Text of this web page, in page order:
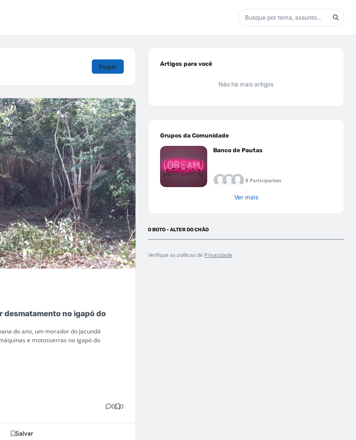
Seguir
desmatamento no igapó do
do ano, um morador do Jacundá
e motosserras no igapó do
0 0
Salvar
Artigos para você
Não há mais artigos
Grupos da Comunidade
Banco de Pautas
8 Participantes
Ver mais
O BOTO - ALTER DO CHÃO
Verifique as políticas de Privacidade